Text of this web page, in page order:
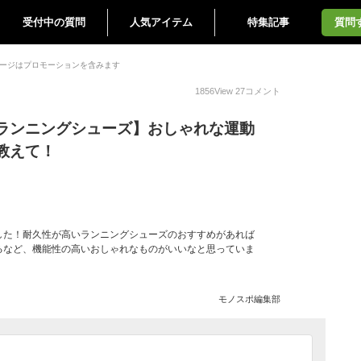
受付中の質問 人気アイテム 特集記事 質問
ジはプロモーションを含みます
1856View 27コメント
ンニングシューズ】おしゃれな運動
えて！
！耐久性が高いランニングシューズのおすすめがあれば
ど、機能性の高いおしゃれなものがいいなと思っていま
モノスポ編集部